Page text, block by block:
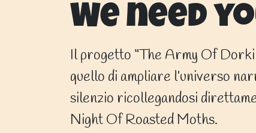
We need
Il progetto “The Army Of
quello di ampliare l’universo
silenzio ricollegandosi
Night Of Roasted Moths.